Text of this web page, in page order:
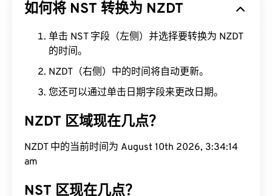
如何将 NST 转换为 NZDT
单击 NST 字段（左侧）并选择要转换为 NZDT
的时间。
NZDT（右侧）中的时间将自动更新。
您还可以通过单击日期字段来更改日期。
NZDT 区域现在几点？
NZDT 中的当前时间为 August 10th 2026, 3:34:15
am
NST 区现在几点？